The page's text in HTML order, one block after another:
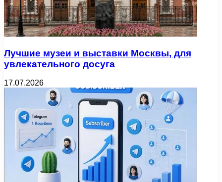
Лучшие музеи и выставки Москвы, для
увлекательного досуга
17.07.2026